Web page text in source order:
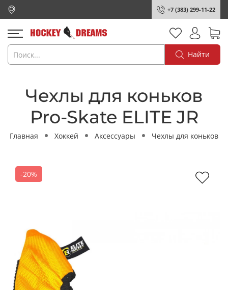
+7 (383) 299-11-22
Найти
Чехлы для коньков
Pro-Skate ELITE JR
Главная Хоккей Аксессуары Чехлы для коньков
-20%